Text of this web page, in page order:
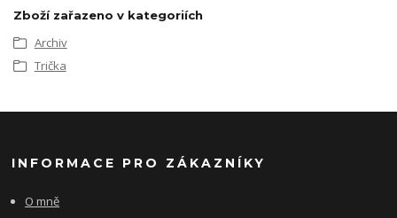
Zboží zařazeno v kategoriích
Archiv
Trička
INFORMACE PRO ZÁKAZNÍKY
O mně